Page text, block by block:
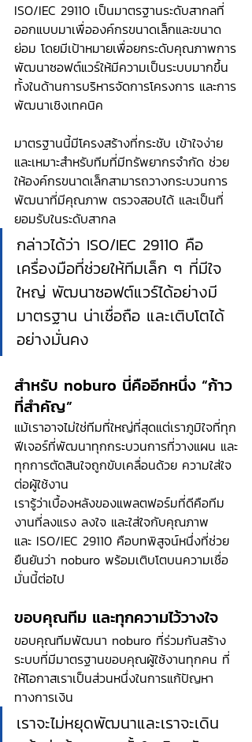
ISO/IEC 29110 เป็นมาตรฐานระดับสากลที่
ออกแบบมาเพื่อองค์กรขนาดเล็กและขนาด
ย่อม โดยมีเป้าหมายเพื่อยกระดับคุณภาพการ
พัฒนาซอฟต์แวร์ให้มีความเป็นระบบมากขึ้น
ทั้งในด้านการบริหารจัดการโครงการ และการ
พัฒนาเชิงเทคนิค
มาตรฐานนี้มีโครงสร้างที่กระชับ เข้าใจง่าย
และเหมาะสำหรับทีมที่มีทรัพยากรจำกัด ช่วย
ให้องค์กรขนาดเล็กสามารถวางกระบวนการ
พัฒนาที่มีคุณภาพ ตรวจสอบได้ และเป็นที่
ยอมรับในระดับสากล
กล่าวได้ว่า ISO/IEC 29110 คือ
เครื่องมือที่ช่วยให้ทีมเล็ก ๆ ที่มีใจ
ใหญ่ พัฒนาซอฟต์แวร์ได้อย่างมี
มาตรฐาน น่าเชื่อถือ และเติบโตได้
อย่างมั่นคง
สำหรับ noburo นี่คืออีกหนึ่ง “ก้าว
ที่สำคัญ”
แม้เราอาจไม่ใช่ทีมที่ใหญ่ที่สุดแต่เราภูมิใจที่ทุก
ฟีเจอร์ที่พัฒนาทุกกระบวนการที่วางแผน และ
ทุกการตัดสินใจถูกขับเคลื่อนด้วย ความใส่ใจ
ต่อผู้ใช้งาน
เรารู้ว่าเบื้องหลังของแพลตฟอร์มที่ดีคือทีม
งานที่ลงแรง ลงใจ และใส่ใจกับคุณภาพ
และ ISO/IEC 29110 คือบทพิสูจน์หนึ่งที่ช่วย
ยืนยันว่า noburo พร้อมเติบโตบนความเชื่อ
มั่นนี้ต่อไป
ขอบคุณทีม และทุกความไว้วางใจ
ขอบคุณทีมพัฒนา noburo ที่ร่วมกันสร้าง
ระบบที่มีมาตรฐานขอบคุณผู้ใช้งานทุกคน ที่
ให้โอกาสเราเป็นส่วนหนึ่งในการแก้ปัญหา
ทางการเงิน
เราจะไม่หยุดพัฒนาและเราจะเดิน